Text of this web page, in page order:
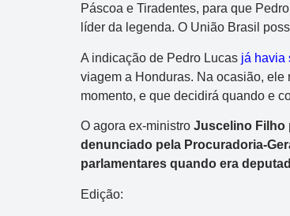
Páscoa e Tiradentes, para que
líder da legenda. O União Brasil
A indicação de Pedro Lucas já havia
viagem a Honduras. Na ocasião,
momento, e que decidirá quando e
O agora ex-ministro Juscelino Filho
denunciado pela Procuradoria-
parlamentares quando era
Edição: